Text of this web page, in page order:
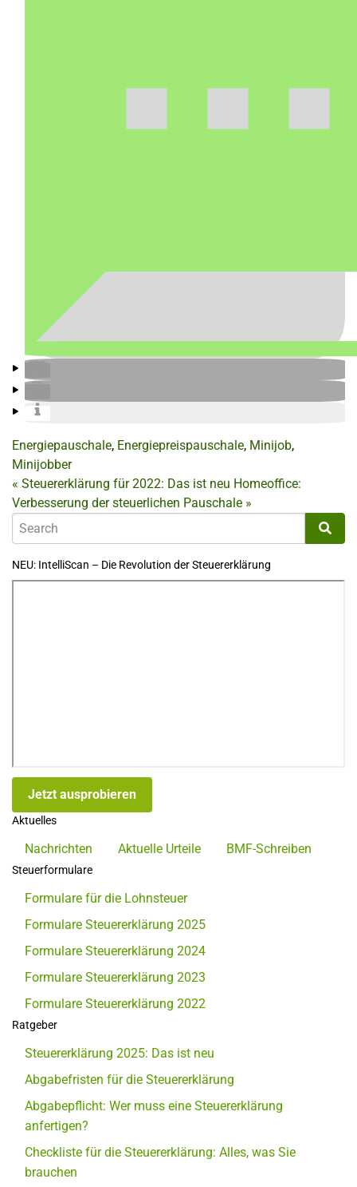
Energiepauschale, Energiepreispauschale, Minijob,
Minijobber
« Steuererklärung für 2022: Das ist neu Homeoffice:
Verbesserung der steuerlichen Pauschale »
NEU: IntelliScan – Die Revolution der Steuererklärung
Jetzt ausprobieren
Aktuelles
Nachrichten Aktuelle Urteile BMF-Schreiben
Steuerformulare
Formulare für die Lohnsteuer
Formulare Steuererklärung 2025
Formulare Steuererklärung 2024
Formulare Steuererklärung 2023
Formulare Steuererklärung 2022
Ratgeber
Steuererklärung 2025: Das ist neu
Abgabefristen für die Steuererklärung
Abgabepflicht: Wer muss eine Steuererklärung
anfertigen?
Checkliste für die Steuererklärung: Alles, was Sie
brauchen